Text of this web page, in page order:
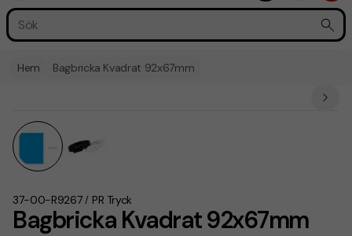
Hem Bagbricka Kvadrat 92x67mm
Bagbricka Kvadrat 92x67mm
37-00-R9267 / PR Tryck